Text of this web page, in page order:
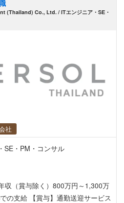
ダーや回線キャリアとの契約・納
整備 • 各種プロジェクト関連文書
設計書、手順書、運用引継書等）
び翻訳対応 • 顧客・ベンダー双方
(Thailand) Co., Ltd. / ITエンジニア・SE・
社
SE・PM・コンサル
収（賞与除く）800万円～1,300万
の支給 【賞与】通勤送迎サービス